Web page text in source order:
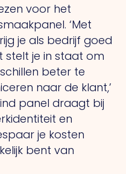
voor het
‘Met
je als bedrijf goed
stelt je in staat om
beter te
naar de klant,’
panel draagt bij
en
je kosten
bent van